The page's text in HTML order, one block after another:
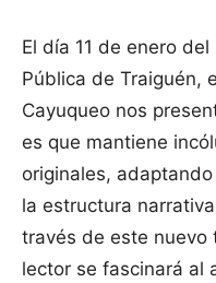
El día 11 de enero
Pública de Traiguén,
Cayuqueo nos
es que mantiene
originales,
la estructura
través de este nuevo
lector se fascinará al